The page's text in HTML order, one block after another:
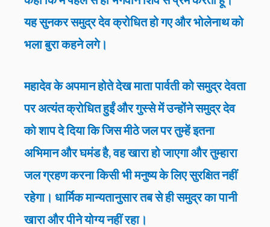
यह सुनकर समुद्र देव क्रोधित हो गए और भोलेनाथ को
भला बुरा कहने लगे।
महादेव के अपमान होते देख माता पार्वती को समुद्र देवता
पर अत्यंत क्रोधित हुईं और गुस्से में उन्होंने समुद्र देव
को शाप दे दिया कि जिस मीठे जल पर तुम्हें इतना
अभिमान और घमंड है, वह खारा हो जाएगा और तुम्हारा
जल ग्रहण करना किसी भी मनुष्य के लिए सुरक्षित नहीं
रहेगा। धार्मिक मान्यतानुसार तब से ही समुद्र का पानी
खारा और पीने योग्य नहीं रहा।